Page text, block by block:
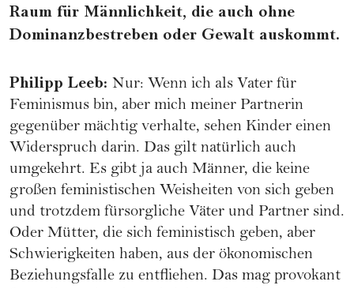
Raum für Männlichkeit, die auch ohne
Dominanzbestreben oder Gewalt auskommt.
Philipp Leeb: Nur: Wenn ich als Vater für
Feminismus bin, aber mich meiner Partnerin
gegenüber mächtig verhalte, sehen Kinder einen
Widerspruch darin. Das gilt natürlich auch
umgekehrt. Es gibt ja auch Männer, die keine
großen feministischen Weisheiten von sich geben
und trotzdem fürsorgliche Väter und Partner sind.
Oder Mütter, die sich feministisch geben, aber
Schwierigkeiten haben, aus der ökonomischen
Beziehungsfalle zu entfliehen. Das mag provokant